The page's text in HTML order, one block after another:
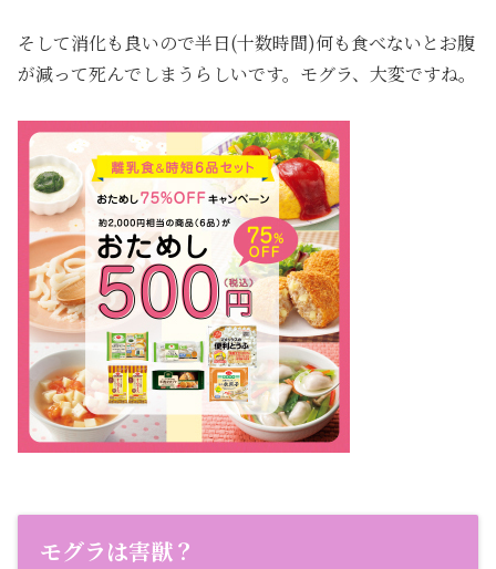
そして消化も良いので半日(十数時間)何も食べないとお腹
が減って死んでしまうらしいです。モグラ、大変ですね。
モグラは害獣？